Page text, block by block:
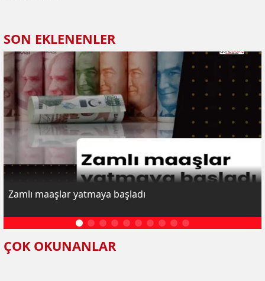
SON EKLENENLER
Zamlı maaşlar yatmaya başladı
ÇOK OKUNANLAR